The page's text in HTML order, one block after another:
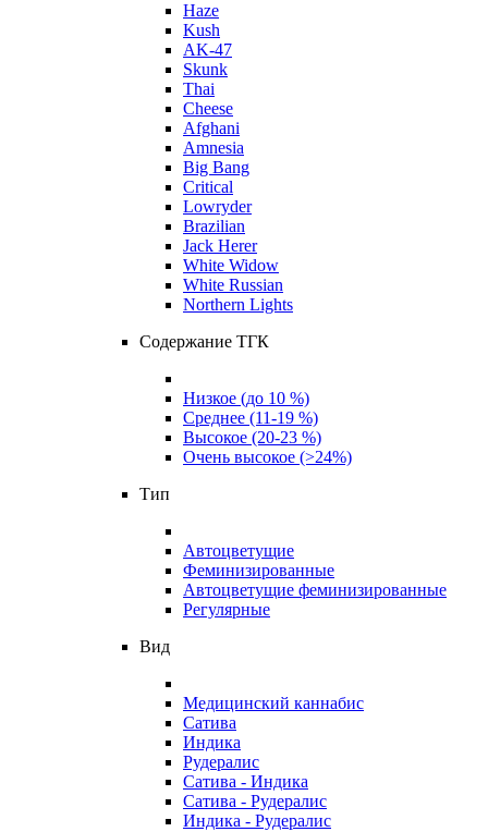
Haze
Kush
AK-47
Skunk
Thai
Cheese
Afghani
Amnesia
Big Bang
Critical
Lowryder
Brazilian
Jack Herer
White Widow
White Russian
Northern Lights
Содержание ТГК
Низкое (до 10 %)
Среднее (11-19 %)
Высокое (20-23 %)
Очень высокое (>24%)
Тип
Автоцветущие
Феминизированные
Автоцветущие феминизированные
Регулярные
Вид
Медицинский каннабис
Сатива
Индика
Рудералис
Сатива - Индика
Сатива - Рудералис
Индика - Рудералис